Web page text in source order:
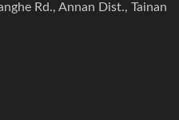
Rd., Annan Dist., Tainan